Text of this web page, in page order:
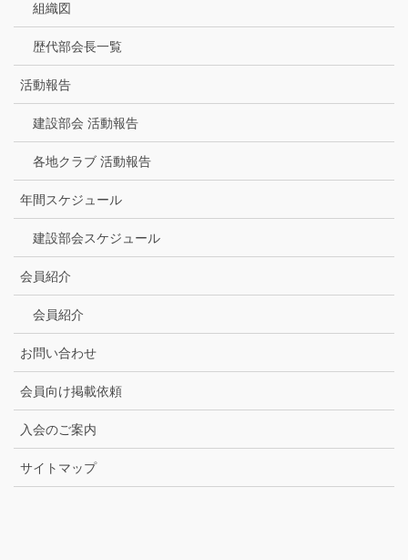
組織図
歴代部会長一覧
活動報告
建設部会 活動報告
各地クラブ 活動報告
年間スケジュール
建設部会スケジュール
会員紹介
会員紹介
お問い合わせ
会員向け掲載依頼
入会のご案内
サイトマップ